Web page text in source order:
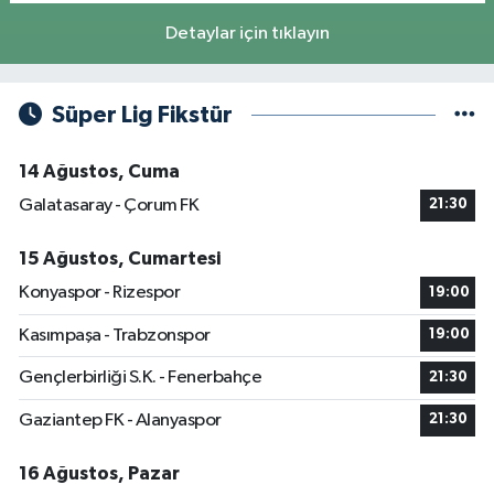
Detaylar için tıklayın
Süper Lig Fikstür
14 Ağustos, Cuma
Galatasaray - Çorum FK
21:30
15 Ağustos, Cumartesi
Konyaspor - Rizespor
19:00
Kasımpaşa - Trabzonspor 19:00
Gençlerbirliği S.K. - Fenerbahçe 21:30
Gaziantep FK - Alanyaspor 21:30
16 Ağustos, Pazar